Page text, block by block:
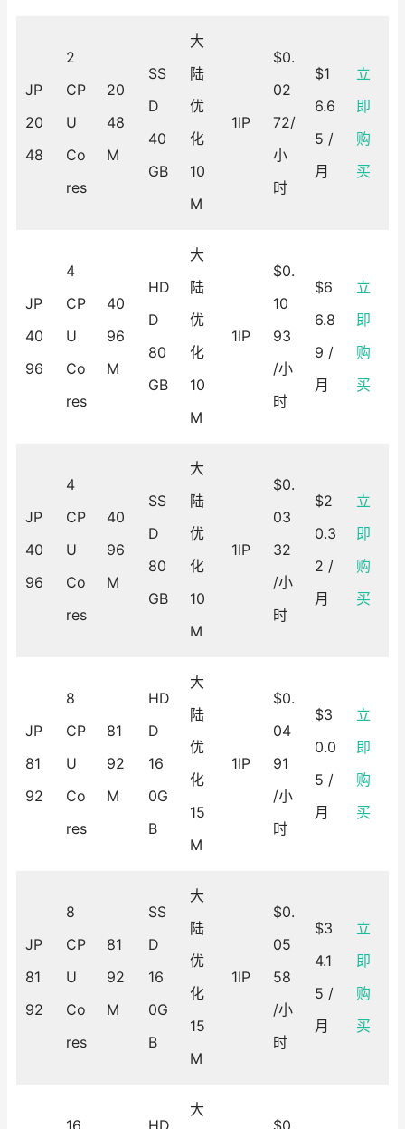
JP
20
48
2
CP
U
Co
res
20
48
M
SS
D
40
GB
大
陆
优
化
10
M
1IP
$0.
02
72/
小
时
$1
6.6
5 /
月
立
即
购
买
JP
40
96
4
CP
U
Co
res
40
96
M
HD
D
80
GB
大
陆
优
化
10
M
1IP
$0.
10
93
/小
时
$6
6.8
9 /
月
立
即
购
买
JP
40
96
4
CP
U
Co
res
40
96
M
SS
D
80
GB
大
陆
优
化
10
M
1IP
$0.
03
32
/小
时
$2
0.3
2 /
月
立
即
购
买
JP
81
92
8
CP
U
Co
res
81
92
M
HD
D
16
0G
B
大
陆
优
化
15
M
1IP
$0.
04
91
/小
时
$3
0.0
5 /
月
立
即
购
买
JP
81
92
8
CP
U
Co
res
81
92
M
SS
D
16
0G
B
大
陆
优
化
15
M
1IP
$0.
05
58
/小
时
$3
4.1
5 /
月
立
即
购
买
大